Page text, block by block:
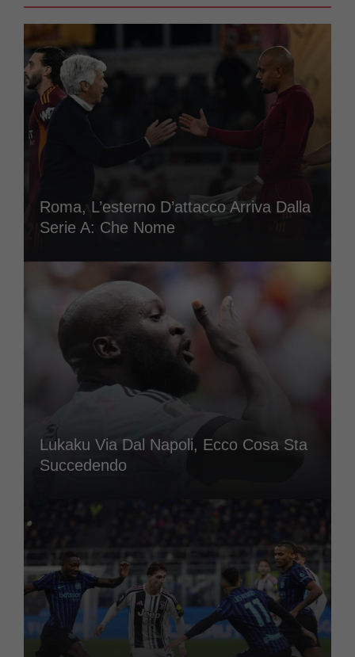
Roma, L’esterno D’attacco Arriva Dalla
Serie A: Che Nome
Lukaku Via Dal Napoli, Ecco Cosa Sta
Succedendo